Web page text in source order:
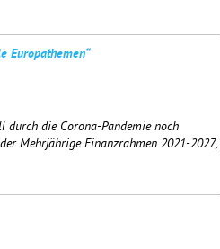
Europathemen“
durch die Corona-Pandemie noch
Mehrjährige Finanzrahmen 2021-2027,